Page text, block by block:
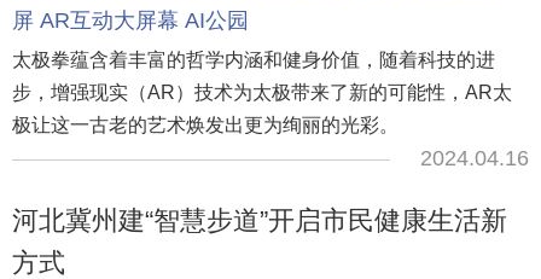
屏 AR互动大屏幕 AI公园
太极拳蕴含着丰富的哲学内涵和健身价值，随着科技的进
步，增强现实（AR）技术为太极带来了新的可能性，AR太
极让这一古老的艺术焕发出更为绚丽的光彩。
2024.04.16
河北冀州建“智慧步道”开启市民健康生活新
方式